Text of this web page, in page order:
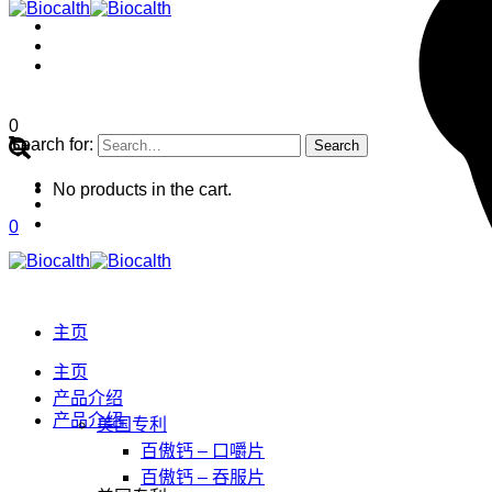
0
No products in the cart.
0
Search for:
主页
产品介绍
主页
产品介绍
美国专利
百傲钙 – 口嚼片
百傲钙 – 吞服片